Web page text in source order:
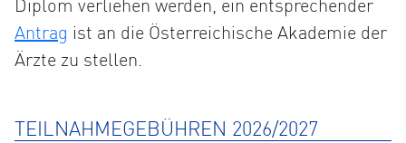
Diplom verliehen werden, ein entsprechender
Antrag ist an die Österreichische Akademie der
Ärzte zu stellen.
TEILNAHMEGEBÜHREN 2026/2027